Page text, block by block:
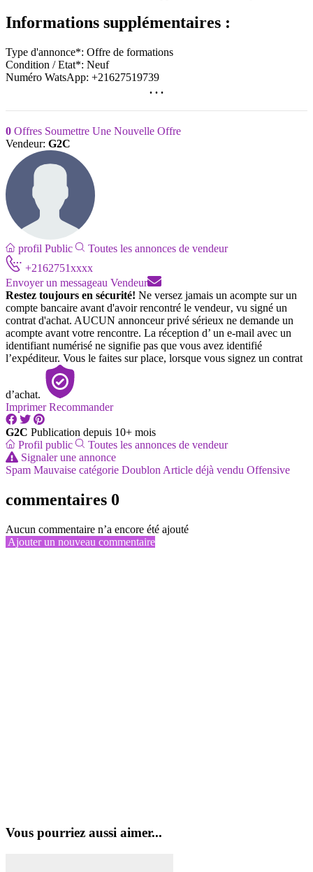
Informations supplémentaires :
Type d'annonce*: Offre de formations
Condition / Etat*: Neuf
Numéro WatsApp: +21627519739
. . .
0 Offres Soumettre Une Nouvelle Offre
Vendeur: G2C
profil Public
Toutes les annonces de vendeur
+2162751xxxx
Envoyer un messageau Vendeur
Restez toujours en sécurité! Ne versez jamais un acompte sur un
compte bancaire avant d'avoir rencontré le vendeur‚ vu signé un
contrat d'achat. AUCUN annonceur privé sérieux ne demande un
acompte avant votre rencontre. La réception d’ un e-mail avec un
identifiant numérisé ne signifie pas que vous avez identifié
l’expéditeur. Vous le faites sur place, lorsque vous signez un contrat
d’achat.
Imprimer Recommander
G2C Publication depuis 10+ mois
Profil public
Toutes les annonces de vendeur
Signaler une annonce
Spam Mauvaise catégorie Doublon Article déjà vendu Offensive
commentaires 0
Aucun commentaire n’a encore été ajouté
Ajouter un nouveau commentaire
Vous pourriez aussi aimer...